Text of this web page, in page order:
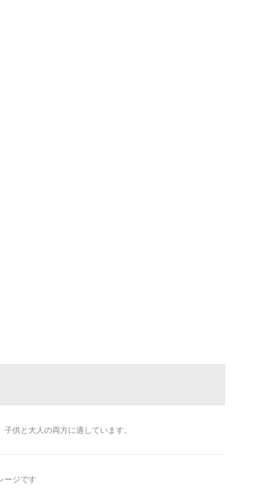
供と大人の両方に適しています。
ージです